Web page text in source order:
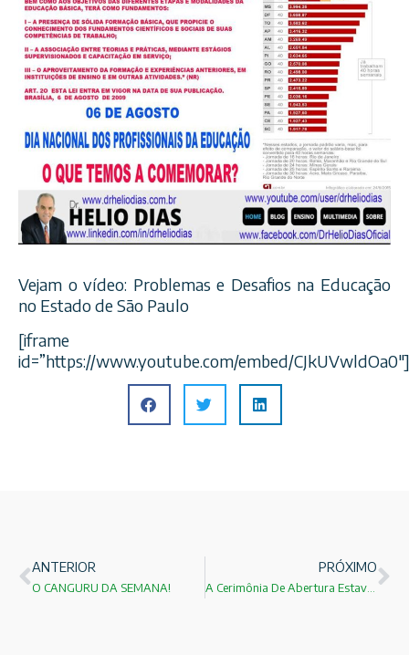
Vejam o vídeo: Problemas e Desafios na Educação
no Estado de São Paulo
[iframe
id=”https://www.youtube.com/embed/CJkUVwldOa0″]
ANTERIOR
O CANGURU DA SEMANA!
PRÓXIMO
A Cerimônia De Abertura Estava Linda, Mas…